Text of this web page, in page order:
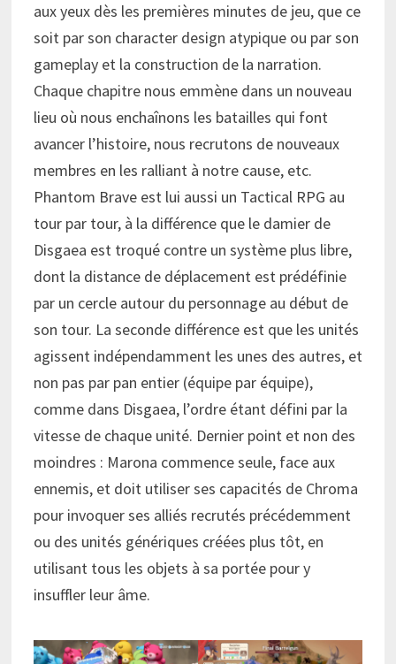
aux yeux dès les premières minutes de jeu, que ce
soit par son character design atypique ou par son
gameplay et la construction de la narration.
Chaque chapitre nous emmène dans un nouveau
lieu où nous enchaînons les batailles qui font
avancer l’histoire, nous recrutons de nouveaux
membres en les ralliant à notre cause, etc.
Phantom Brave est lui aussi un Tactical RPG au
tour par tour, à la différence que le damier de
Disgaea est troqué contre un système plus libre,
dont la distance de déplacement est prédéfinie
par un cercle autour du personnage au début de
son tour. La seconde différence est que les unités
agissent indépendamment les unes des autres, et
non pas par pan entier (équipe par équipe),
comme dans Disgaea, l’ordre étant défini par la
vitesse de chaque unité. Dernier point et non des
moindres : Marona commence seule, face aux
ennemis, et doit utiliser ses capacités de Chroma
pour invoquer ses alliés recrutés précédemment
ou des unités génériques créées plus tôt, en
utilisant tous les objets à sa portée pour y
insuffler leur âme.